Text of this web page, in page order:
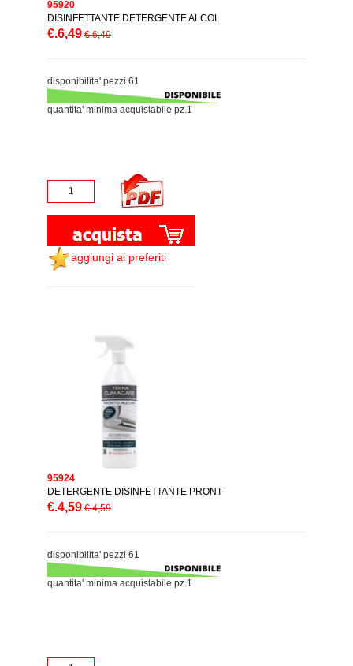
95920
DISINFETTANTE DETERGENTE ALCOL
€.6,49 €.6,49
disponibilita' pezzi 61
quantita' minima acquistabile pz.1
aggiungi ai preferiti
95924
DETERGENTE DISINFETTANTE PRONT
€.4,59 €.4,59
disponibilita' pezzi 61
quantita' minima acquistabile pz.1